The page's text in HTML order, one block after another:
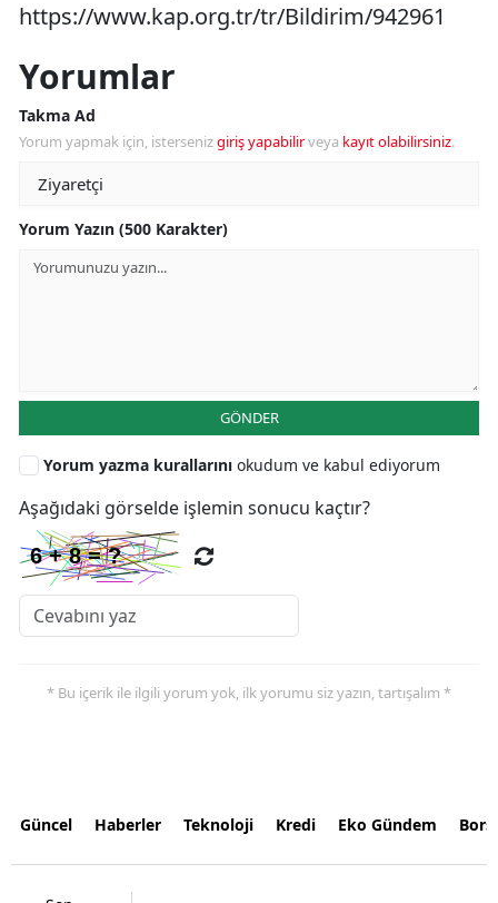
https://www.kap.org.tr/tr/Bildirim/942961
Yorumlar
Takma Ad
Yorum yapmak için, istersenizgiriş yapabilirveya kayıt olabilirsiniz.
Yorum Yazın (500 Karakter)
GÖNDER
Yorum yazma kurallarını okudum ve kabul ediyorum
Aşağıdaki görselde işlemin sonucu kaçtır?
* Bu içerik ile ilgili yorum yok, ilk yorumu siz yazın, tartışalım *
Güncel Haberler Teknoloji Kredi Eko Gündem